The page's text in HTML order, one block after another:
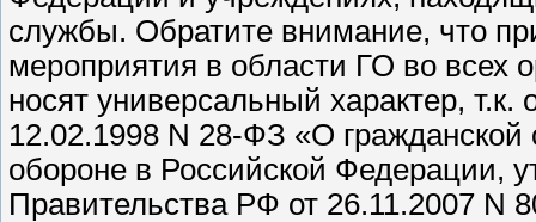
службы. Обратите внимание, что
мероприятия в области ГО во всех
носят универсальный характер,
12.02.1998 N 28-ФЗ «О
обороне в Российской Федерации,
Правительства РФ от 26.11.2007 N